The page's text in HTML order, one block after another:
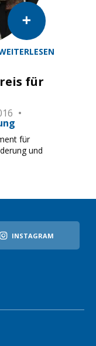
für
für
und
INSTAGRAM